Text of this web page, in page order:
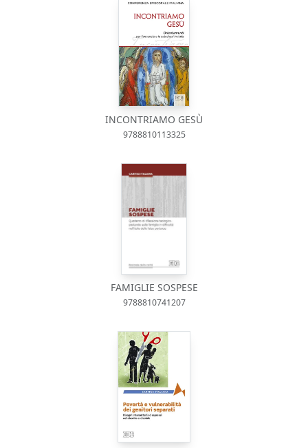
INCONTRIAMO GESÙ
9788810113325
FAMIGLIE SOSPESE
9788810741207